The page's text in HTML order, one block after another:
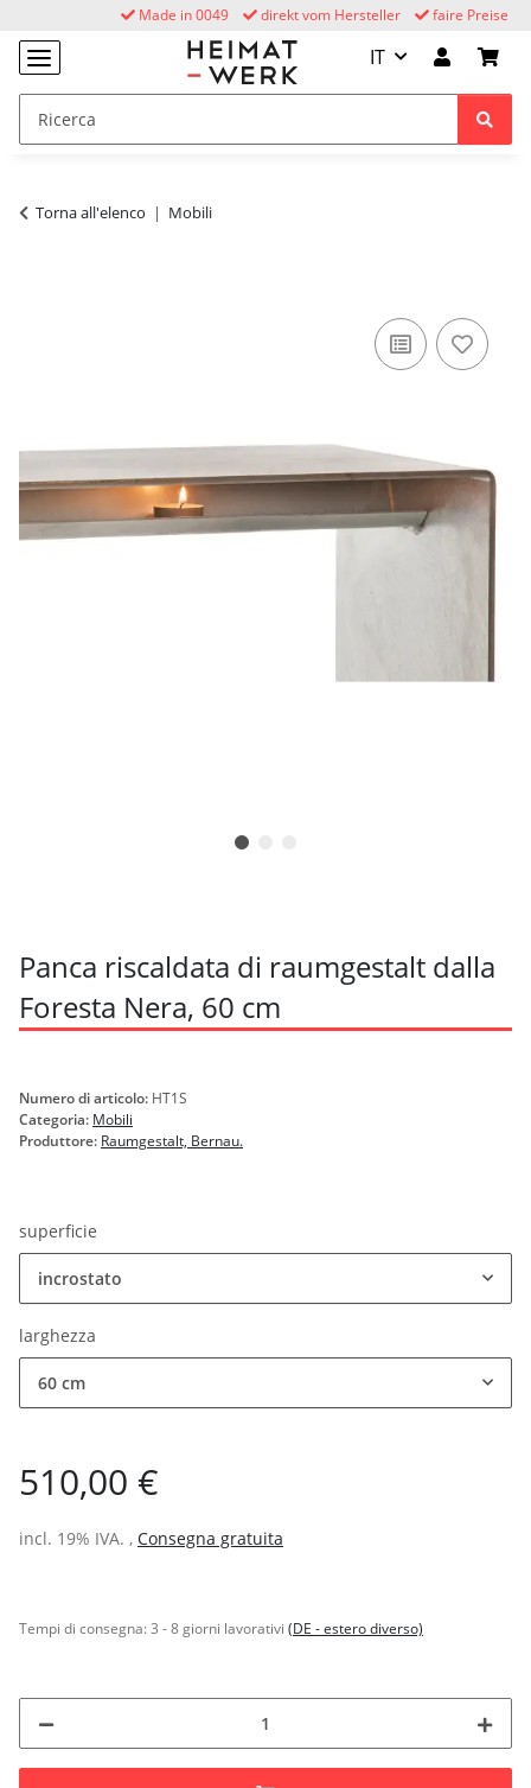
faire Preise
direkt vom Hersteller
Made in 0049
IT
Torna all'elenco Mobili
Panca riscaldata di raumgestalt dalla
Foresta Nera, 60 cm
Numero di articolo: HT1S
Categoria: Mobili
Produttore: Raumgestalt, Bernau.
superficie
incrostato
larghezza
60 cm
510,00 €
incl. 19% IVA. , Consegna gratuita
Tempi di consegna:3 - 8 giorni lavorativi (DE - estero diverso)